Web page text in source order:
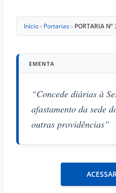
Início» Portarias» PORTARIA
EMENTA
“Concede diárias à
afastamento da sede
outras providências”